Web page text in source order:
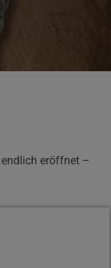
eröffnet –